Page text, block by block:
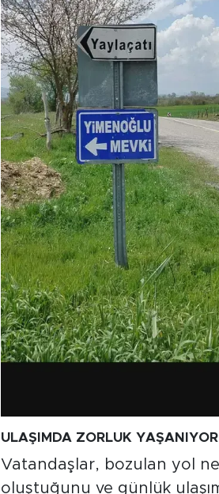
ULAŞIMDA ZORLUK YAŞANIYOR
Vatandaşlar, bozulan yol
oluştuğunu ve günlük